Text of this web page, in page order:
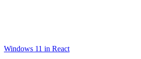
Windows 11 in React